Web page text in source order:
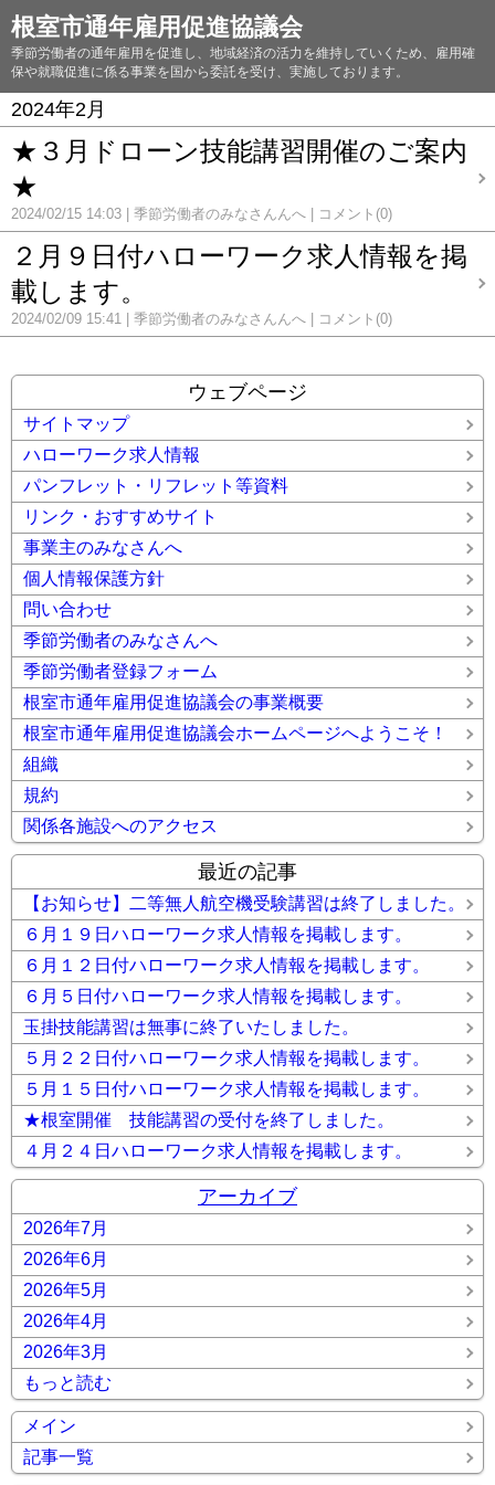
根室市通年雇用促進協議会
季節労働者の通年雇用を促進し、地域経済の活力を維持していくため、雇用確
保や就職促進に係る事業を国から委託を受け、実施しております。
2024年2月
★３月ドローン技能講習開催のご案内
★
2024/02/15 14:03 季節労働者のみなさんんへ コメント(0)
２月９日付ハローワーク求人情報を掲
載します。
2024/02/09 15:41 季節労働者のみなさんんへ コメント(0)
ウェブページ
サイトマップ
ハローワーク求人情報
パンフレット・リフレット等資料
リンク・おすすめサイト
事業主のみなさんへ
個人情報保護方針
問い合わせ
季節労働者のみなさんへ
季節労働者登録フォーム
根室市通年雇用促進協議会の事業概要
根室市通年雇用促進協議会ホームページへようこそ！
組織
規約
関係各施設へのアクセス
最近の記事
【お知らせ】二等無人航空機受験講習は終了しました。
６月１９日ハローワーク求人情報を掲載します。
６月１２日付ハローワーク求人情報を掲載します。
６月５日付ハローワーク求人情報を掲載します。
玉掛技能講習は無事に終了いたしました。
５月２２日付ハローワーク求人情報を掲載します。
５月１５日付ハローワーク求人情報を掲載します。
★根室開催 技能講習の受付を終了しました。
４月２４日ハローワーク求人情報を掲載します。
アーカイブ
2026年7月
2026年6月
2026年5月
2026年4月
2026年3月
もっと読む
メイン
記事一覧